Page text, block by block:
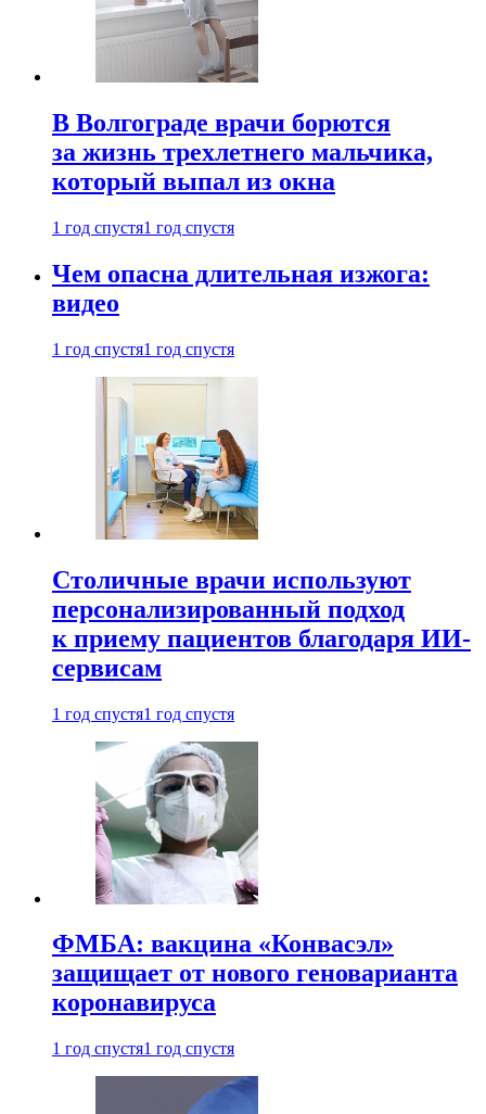
В Волгограде врачи борются
за жизнь трехлетнего мальчика,
который выпал из окна
1 год спустя1 год спустя
Чем опасна длительная изжога:
видео
1 год спустя1 год спустя
Столичные врачи используют
персонализированный подход
к приему пациентов благодаря ИИ-
сервисам
1 год спустя1 год спустя
ФМБА: вакцина «Конвасэл»
защищает от нового геноварианта
коронавируса
1 год спустя1 год спустя